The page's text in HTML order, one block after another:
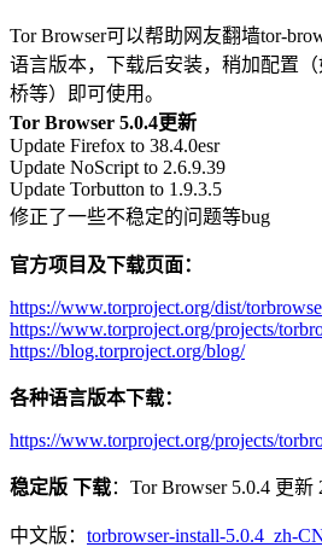
Tor Browser可以帮助网友翻墙tor-
语言版本，下载后安装，稍加配置
桥等）即可使用。
Tor Browser 5.0.4更新
Update Firefox to 38.4.0esr
Update NoScript to 2.6.9.39
Update Torbutton to 1.9.3.5
修正了一些不稳定的问题等bug
官方项目及下载页面：
https://www.torproject.org/dist/
https://www.torproject.org/projects/
https://blog.torproject.org/blog/
各种语言版本下载：
https://www.torproject.org/projects/
稳定版 下载：Tor Browser 5.0.4 更新
中文版： torbrowser-install-5.0.4_zh-